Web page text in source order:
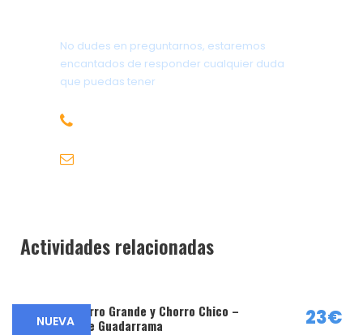
No dudes en preguntarnos, estaremos
encantados de responder cualquier duda
que puedas tener
Desnivel: +350 m -140 m
Actividades relacionadas
NUEVA
Cascada Chorro Grande y Chorro Chico –
North Face de Guadarrama
23€